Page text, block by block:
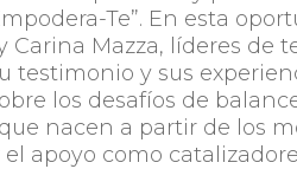
Te”. En esta
Carina Mazza, líderes de
testimonio y sus
los desafíos de
nacen a partir de los
apoyo como